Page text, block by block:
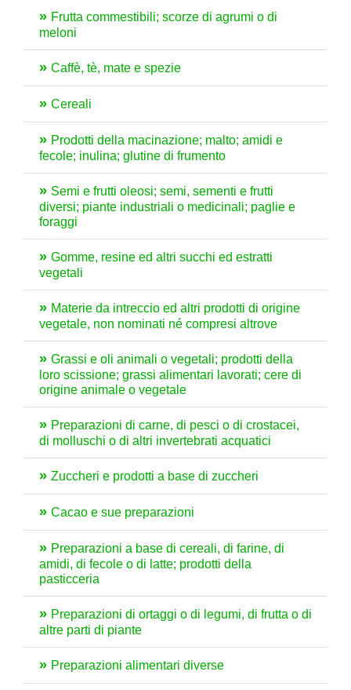
Frutta commestibili; scorze di agrumi o di
meloni
Caffè, tè, mate e spezie
Cereali
Prodotti della macinazione; malto; amidi e
fecole; inulina; glutine di frumento
Semi e frutti oleosi; semi, sementi e frutti
diversi; piante industriali o medicinali; paglie e
foraggi
Gomme, resine ed altri succhi ed estratti
vegetali
Materie da intreccio ed altri prodotti di origine
vegetale, non nominati né compresi altrove
Grassi e oli animali o vegetali; prodotti della
loro scissione; grassi alimentari lavorati; cere di
origine animale o vegetale
Preparazioni di carne, di pesci o di crostacei,
di molluschi o di altri invertebrati acquatici
Zuccheri e prodotti a base di zuccheri
Cacao e sue preparazioni
Preparazioni a base di cereali, di farine, di
amidi, di fecole o di latte; prodotti della
pasticceria
Preparazioni di ortaggi o di legumi, di frutta o di
altre parti di piante
Preparazioni alimentari diverse